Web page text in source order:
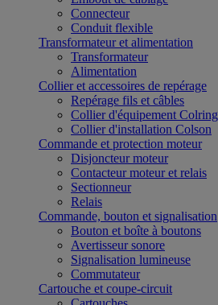
Connecteur
Conduit flexible
Transformateur et alimentation
Transformateur
Alimentation
Collier et accessoires de repérage
Repérage fils et câbles
Collier d'équipement Colring
Collier d'installation Colson
Commande et protection moteur
Disjoncteur moteur
Contacteur moteur et relais
Sectionneur
Relais
Commande, bouton et signalisation
Bouton et boîte à boutons
Avertisseur sonore
Signalisation lumineuse
Commutateur
Cartouche et coupe-circuit